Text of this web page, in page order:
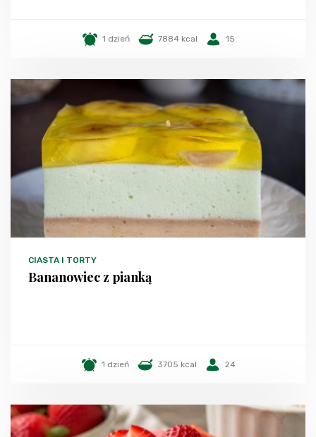
1 dzień 7884 kcal 15
CIASTA I TORTY
Bananowiec z pianką
1 dzień 3705 kcal 24